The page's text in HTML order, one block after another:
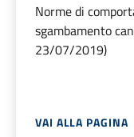
Norme di
sgambamento
23/07/2019)
VAI ALLA PAGINA